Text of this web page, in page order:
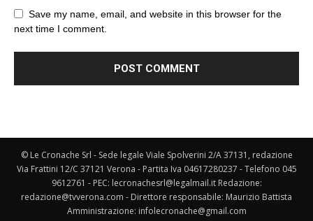
Save my name, email, and website in this browser for the
next time I comment.
© Le Cronache Srl - Sede legale Viale Spolverini 2/A 37131, redazione
Via Frattini 12/C 37121 Verona - Partita Iva 04617280237 - Telefono 045
9612761 - PEC: lecronachesrl@legalmail.it Redazione:
redazione@tvverona.com - Direttore responsabile: Maurizio Battista
Amministrazione: infolecronache@gmail.com